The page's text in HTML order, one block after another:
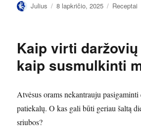
Autorius
Julius Paskelbta
8 lapkričio, 2025 Kategorijos
Receptai
Kaip virti
kaip susmulkinti
Atvėsus orams nekantrauju
patiekalų. O kas gali būti geriau šaltą
sriubos?